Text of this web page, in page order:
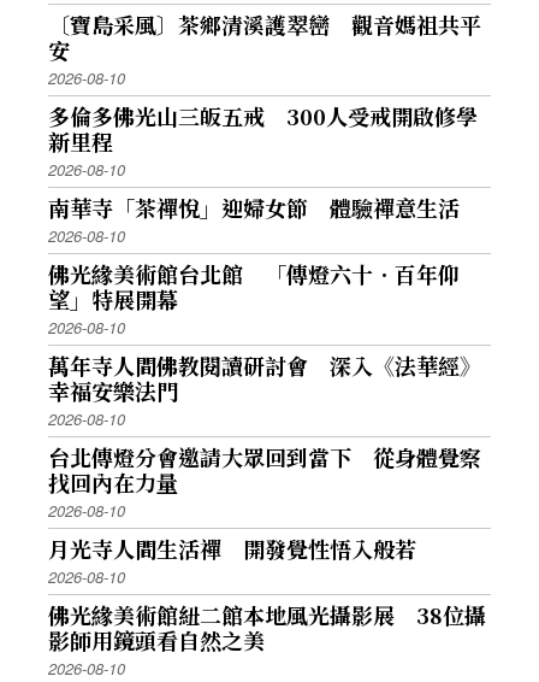
〔寶島采風〕茶鄉清溪護翠巒 觀音媽祖共平
安
2026-08-10
多倫多佛光山三皈五戒 300人受戒開啟修學
新里程
2026-08-10
南華寺「茶禪悅」迎婦女節 體驗禪意生活
2026-08-10
佛光緣美術館台北館 「傳燈六十．百年仰
望」特展開幕
2026-08-10
萬年寺人間佛教閱讀研討會 深入《法華經》
幸福安樂法門
2026-08-10
台北傳燈分會邀請大眾回到當下 從身體覺察
找回內在力量
2026-08-10
月光寺人間生活禪 開發覺性悟入般若
2026-08-10
佛光緣美術館紐二館本地風光攝影展 38位攝
影師用鏡頭看自然之美
2026-08-10